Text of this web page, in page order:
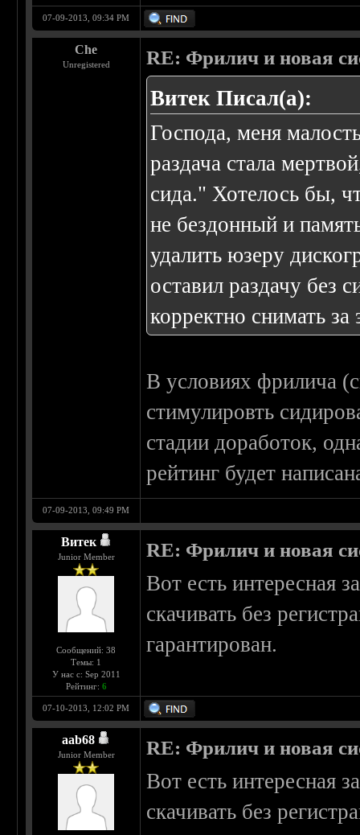
07-09-2013, 09:34 PM
Che
Unregistered RE: Фрилич и новая
Витек Писал(а):
Господа, меня
раздача стала
сида." Хотелось бы,
не бездонный и
удалить юзеру
оставил раздачу без
корректно снимать за
В условиях фрилича
стимулировть
стадии доработок,
рейтинг будет
07-09-2013, 09:49 PM
Витек
Junior Member
Сообщений: 38
Темы: 1
У нас с: Sep 2011
Рейтинг: 6
RE: Фрилич и новая
Вот есть интересная
скачивать без
гарантирован.
07-10-2013, 12:02 PM
aab68
Junior Member RE: Фрилич и новая
Вот есть интересная
скачивать без